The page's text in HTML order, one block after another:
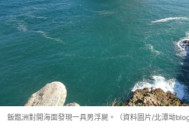
飯甑洲對開海面發現一具男浮屍。（資料圖片/北潭坳blog